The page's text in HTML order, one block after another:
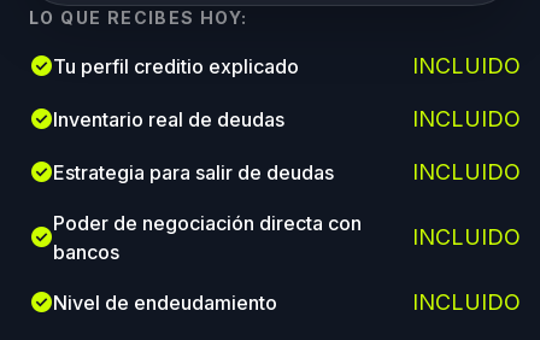
LO QUE RECIBES HOY:
check_circleTu perfil creditio explicado INCLUIDO
check_circleInventario real de deudas INCLUIDO
check_circleEstrategia para salir de deudas INCLUIDO
check_circlePoder de negociación directa con
bancos
INCLUIDO
check_circleNivel de endeudamiento INCLUIDO